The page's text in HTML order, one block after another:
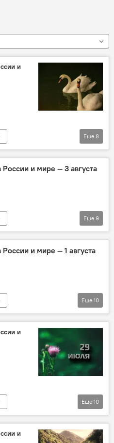
и
Еще 8
и мире — 3 августа
Еще 9
и мире — 1 августа
Еще 10
и
Еще 10
и